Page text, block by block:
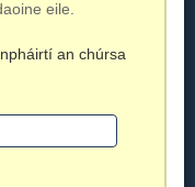
eile.
an chúrsa